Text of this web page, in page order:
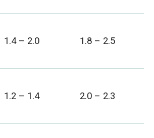
1.4 – 2.0 1.8 – 2.5
1.2 – 1.4 2.0 – 2.3